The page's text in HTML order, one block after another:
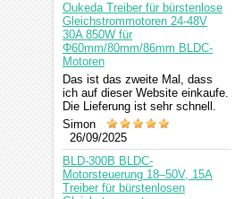
Oukeda Treiber für bürstenlose
Gleichstrommotoren 24-48V
30A 850W für
Φ60mm/80mm/86mm BLDC-
Motoren
Das ist das zweite Mal, dass
ich auf dieser Website einkaufe.
Die Lieferung ist sehr schnell.
Simon
26/09/2025
BLD-300B BLDC-
Motorsteuerung 18–50V, 15A
Treiber für bürstenlosen